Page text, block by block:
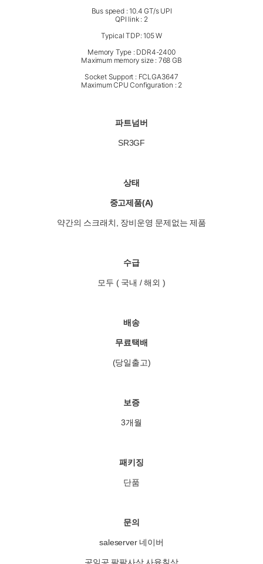
Bus speed : 10.4 GT/s UPI
QPI link : 2
Typical TDP: 105 W
Memory Type : DDR4-2400
Maximum memory size : 768 GB
Socket Support : FCLGA3647
Maximum CPU Configuration : 2
파트넘버
SR3GF
상태
중고제품(A)
약간의 스크래치, 장비운영 문제없는 제품
수급
모두 ( 국내 / 해외 )
배송
무료택배
(당일출고)
보증
3개월
패키징
단품
문의
saleserver 네이버